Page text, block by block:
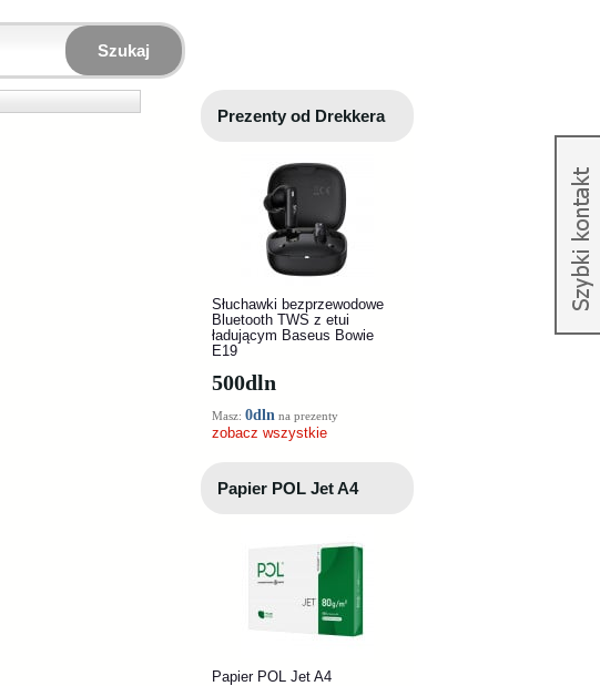
Szukaj
Prezenty od Drekkera
Słuchawki bezprzewodowe
Bluetooth TWS z etui
ładującym Baseus Bowie
E19
500dln
Masz: 0dln na prezenty
zobacz wszystkie
Papier POL Jet A4
Papier POL Jet A4